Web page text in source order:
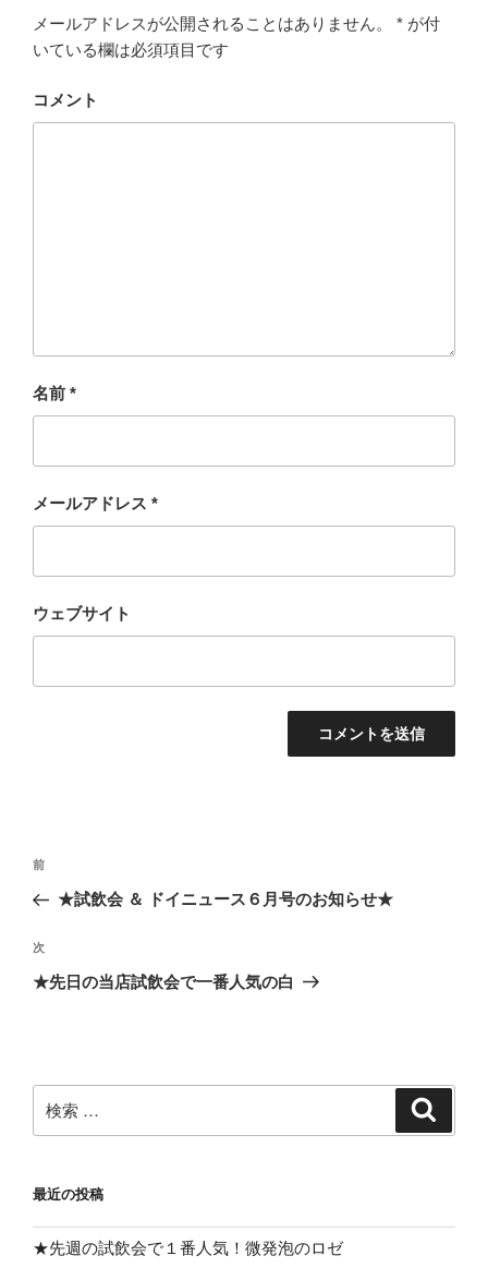
メールアドレスが公開されることはありません。 * が付
いている欄は必須項目です
コメント
名前 *
メールアドレス *
ウェブサイト
投
ビ
ゲ
ン
過
去
投
稿
前
★試飲会 ＆ ドイニュース６月号のお知らせ★
次
の
次
★先日の当店試飲会で一番人気の白
索:
最近の投稿
★先週の試飲会で１番人気！微発泡のロゼ